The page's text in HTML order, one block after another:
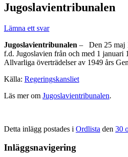
Jugoslavientribunalen
Lämna ett svar
Jugoslavientribunalen – Den 25 maj
f.d. Jugoslavien från och med 1
Allvarliga överträdelser av 1949 års
Källa: Regeringskansliet
Läs mer om Jugoslavientribunalen.
Detta inlägg postades i Ordlista den 30
Inläggsnavigering